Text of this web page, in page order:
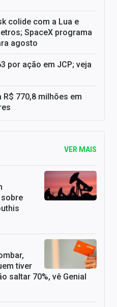
colide com a Lua e
SpaceX programa
agosto
por ação em JCP; veja
R$ 770,8 milhões em
VER MAIS
tiver
saltar 70%, vê Genial